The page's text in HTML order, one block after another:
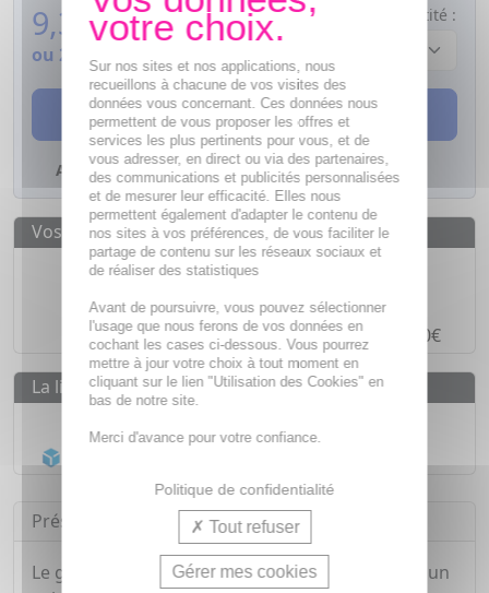
9,33€
ou 2,33€ si 4 fois sans frais
Quantité :
AJOUTER AU PANIER
Ajouter à mes favoris
Vos avantages
Des prixIMBATTABLES
Paiement en ligneSÉCURISÉ
Paiement en4 fois sans fraisà partir de 30€
La livraison
Présentation
Le gel lavant La Roche-Posay Cicaplast B5+
est un
Sur nos sites et nos applications, nous
recueillons à chacune de vos visites des
données vous concernant. Ces données nous
permettent de vous proposer les offres et
services les plus pertinents pour vous, et de
vous adresser, en direct ou via des partenaires,
des communications et publicités personnalisées
et de mesurer leur efficacité. Elles nous
permettent également d'adapter le contenu de
nos sites à vos préférences, de vous faciliter le
partage de contenu sur les réseaux sociaux et
de réaliser des statistiques
Avant de poursuivre, vous pouvez sélectionner
l'usage que nous ferons de vos données en
cochant les cases ci-dessous. Vous pourrez
mettre à jour votre choix à tout moment en
cliquant sur le lien "Utilisation des Cookies" en
bas de notre site.
Merci d'avance pour votre confiance.
Politique de confidentialité
Tout refuser
Gérer mes cookies